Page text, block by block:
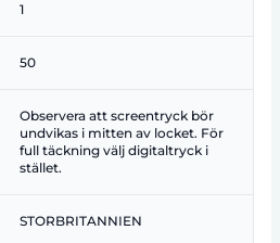
1
50
Observera att screentryck bör
undvikas i mitten av locket. För
full täckning välj digitaltryck i
stället.
STORBRITANNIEN